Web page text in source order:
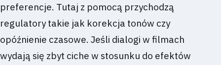
preferencje. Tutaj z pomocą przychodzą
regulatory takie jak korekcja tonów czy
opóźnienie czasowe. Jeśli dialogi w filmach
wydają się zbyt ciche w stosunku do efektów